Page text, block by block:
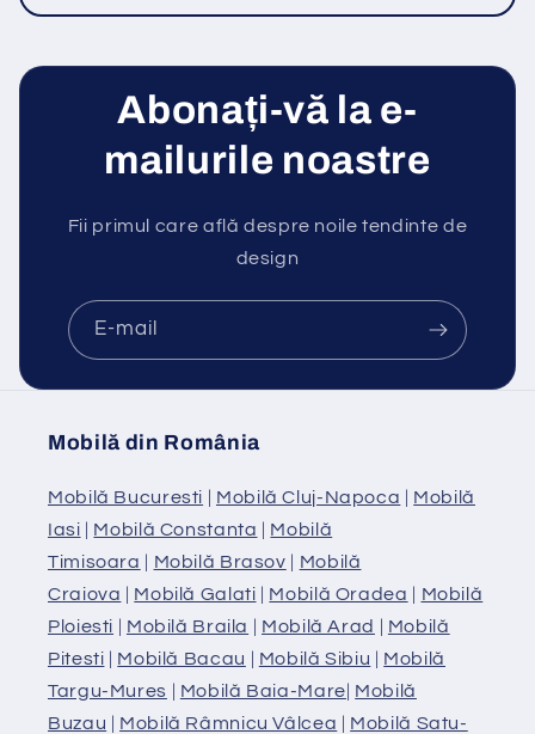
Abonați-vă la e-
mailurile noastre
Fii primul care află despre noile tendinte de
design
E-mail
Mobilă din România
Mobilă Bucuresti | Mobilă Cluj-Napoca | Mobilă
Iasi | Mobilă Constanta | Mobilă
Timisoara | Mobilă Brasov | Mobilă
Craiova | Mobilă Galati | Mobilă Oradea | Mobilă
Ploiesti | Mobilă Braila | Mobilă Arad | Mobilă
Pitesti | Mobilă Bacau | Mobilă Sibiu | Mobilă
Targu-Mures | Mobilă Baia-Mare| Mobilă
Buzau | Mobilă Râmnicu Vâlcea | Mobilă Satu-